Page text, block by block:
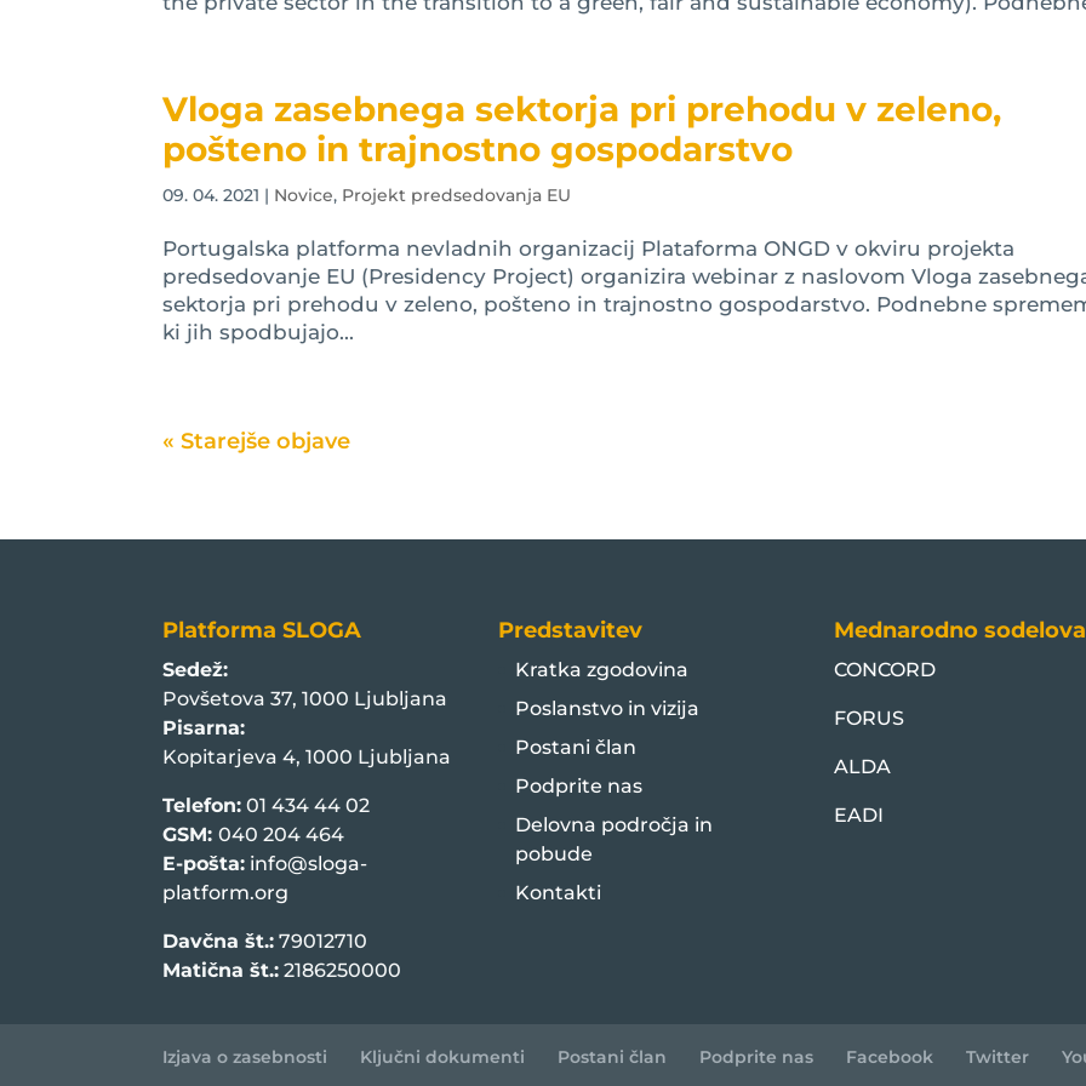
Vloga zasebnega sektorja pri prehodu v zeleno,
pošteno in trajnostno gospodarstvo
09. 04. 2021 | Novice, Projekt predsedovanja EU
Portugalska platforma nevladnih organizacij Plataforma ONGD v okviru projekta
predsedovanje EU (Presidency Project) organizira webinar z naslovom Vloga
sektorja pri prehodu v zeleno, pošteno in trajnostno gospodarstvo. Podnebne
ki jih spodbujajo...
Platforma SLOGA
Sedež:
Povšetova 37, 1000 Ljubljana
Pisarna:
Kopitarjeva 4, 1000 Ljubljana
Telefon: 01 434 44 02
GSM:040 204 464
E-pošta: info@sloga-
platform.org
Davčna št.: 79012710
Matična št.: 2186250000
Predstavitev
Kratka zgodovina
Poslanstvo in vizija
Postani član
Podprite nas
Delovna področja in
pobude
Kontakti
Mednarodno
CONCORD
FORUS
ALDA
EADI
Izjava o zasebnosti Ključni dokumenti Postani član Podprite nas Facebook Twitter